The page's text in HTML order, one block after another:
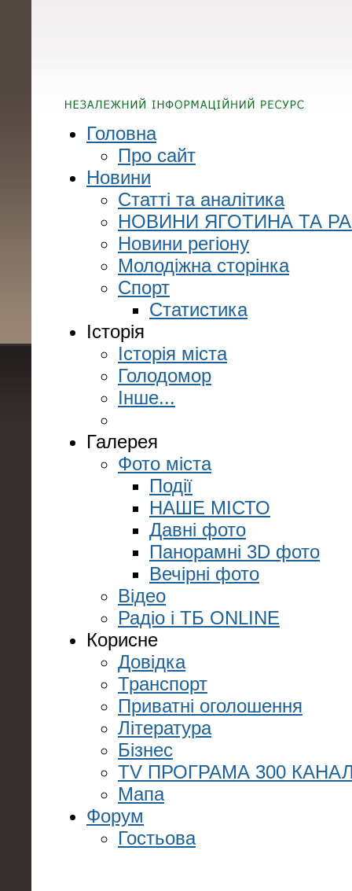
Головна
Про сайт
Новини
Статті та аналітика
НОВИНИ ЯГОТИНА ТА
Новини регіону
Молодіжна сторінка
Спорт
Статистика
Історія
Історія міста
Голодомор
Інше...
Галерея
Фото міста
Події
НАШЕ МІСТО
Давні фото
Панорамні 3D фото
Вечірні фото
Відео
Радіо і ТБ ONLINE
Корисне
Довідка
Транспорт
Приватні оголошення
Література
Бізнес
TV ПРОГРАМА 300
Мапа
Форум
Гостьова